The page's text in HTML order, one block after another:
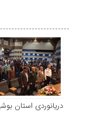
دریانوردی استان